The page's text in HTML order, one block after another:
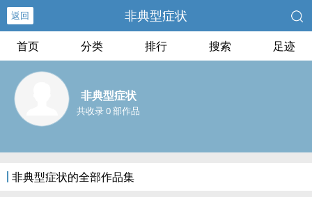
返回 非典型症状
首页 分类 排行 搜索 足迹
非典型症状
共收录 0 部作品
非典型症状的全部作品集